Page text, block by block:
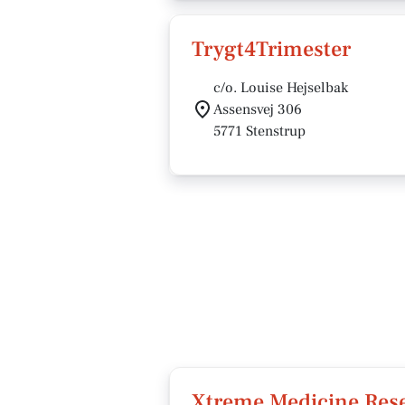
Trygt4Trimester
c/o. Louise Hejselbak
Assensvej 306
5771 Stenstrup